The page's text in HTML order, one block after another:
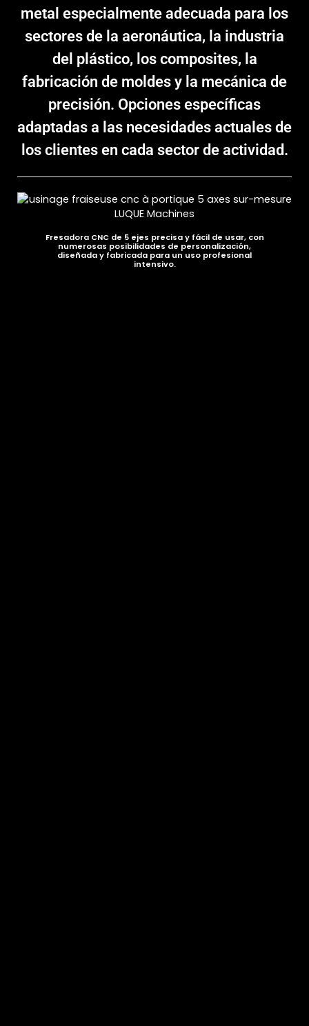
metal especialmente adecuada para los
sectores de la aeronáutica, la industria
del plástico, los composites, la
fabricación de moldes y la mecánica de
precisión. Opciones específicas
adaptadas a las necesidades actuales de
los clientes en cada sector de actividad.
Fresadora CNC de 5 ejes precisa y fácil de usar, con
numerosas posibilidades de personalización,
diseñada y fabricada para un uso profesional
intensivo.